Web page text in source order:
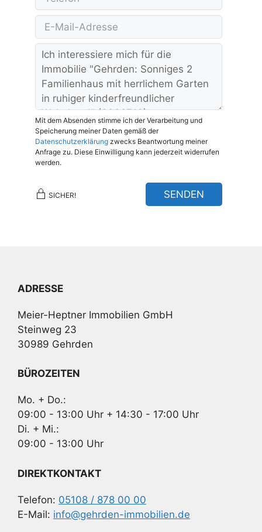
Mit dem Absenden stimme ich der Verarbeitung und
Speicherung meiner Daten gemäß der
Datenschutzerklärung zwecks Beantwortung meiner
Anfrage zu. Diese Einwilligung kann jederzeit widerrufen
werden.
SICHER! SENDEN
ADRESSE
Meier-Heptner Immobilien GmbH
Steinweg 23
30989 Gehrden
BÜROZEITEN
Mo. + Do.:
09:00 - 13:00 Uhr + 14:30 - 17:00 Uhr
Di. + Mi.:
09:00 - 13:00 Uhr
DIREKTKONTAKT
Telefon: 05108 / 878 00 00
E-Mail: info@gehrden-immobilien.de